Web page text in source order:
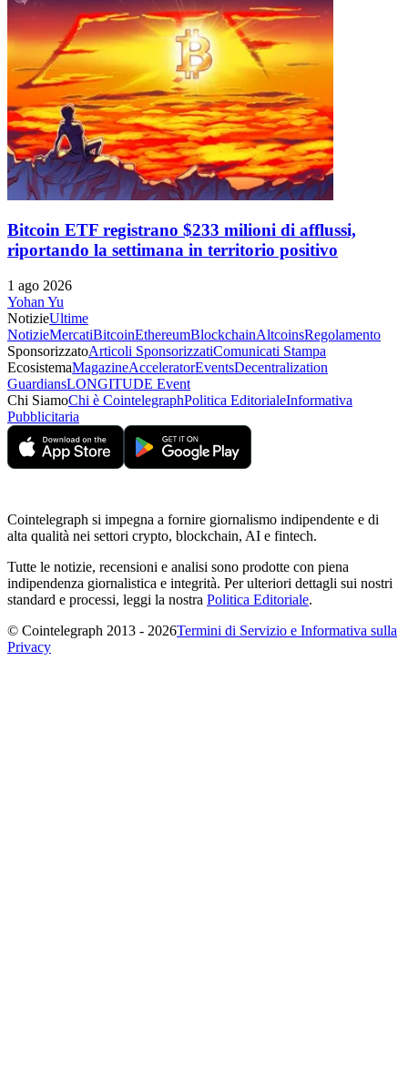
Bitcoin ETF registrano $233 milioni di afflussi,
riportando la settimana in territorio positivo
1 ago 2026
Yohan Yu
NotizieUltime
NotizieMercatiBitcoinEthereumBlockchainAltcoinsRegolamento
SponsorizzatoArticoli SponsorizzatiComunicati Stampa
EcosistemaMagazineAcceleratorEventsDecentralization
GuardiansLONGITUDE Event
Chi SiamoChi è CointelegraphPolitica EditorialeInformativa
Pubblicitaria
Cointelegraph si impegna a fornire giornalismo indipendente e di
alta qualità nei settori crypto, blockchain, AI e fintech.
Tutte le notizie, recensioni e analisi sono prodotte con piena
indipendenza giornalistica e integrità. Per ulteriori dettagli sui nostri
standard e processi, leggi la nostra Politica Editoriale.
© Cointelegraph 2013 - 2026Termini di Servizio e Informativa sulla
Privacy